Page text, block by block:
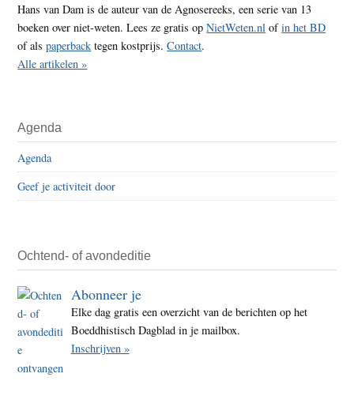
Hans van Dam is de auteur van de Agnosereeks, een serie van 13
boeken over niet-weten. Lees ze gratis opNietWeten.nl ofin het BD
of alspaperback tegen kostprijs.Contact.
Alle artikelen »
Agenda
Agenda
Geef je activiteit door
Ochtend- of avondeditie
Abonneer je
Elke dag gratis een overzicht van de berichten op het
Boeddhistisch Dagblad in je mailbox.
Inschrijven »